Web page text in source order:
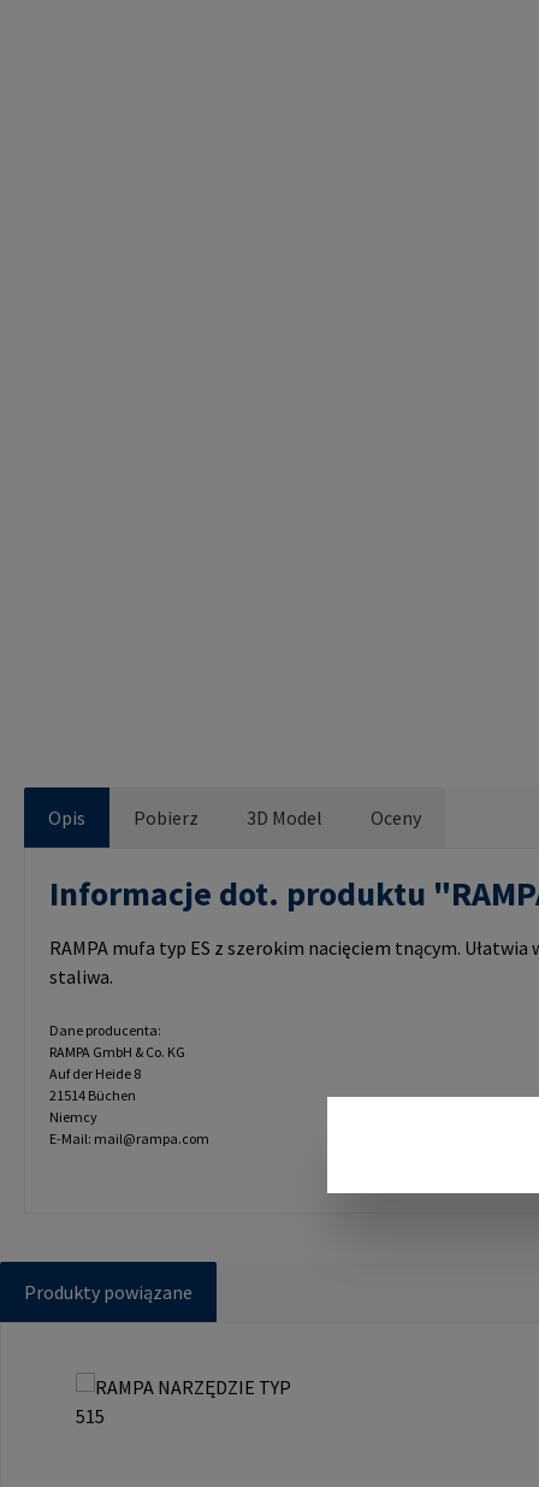
Opis Pobierz 3D Model Oceny
Informacje dot. produktu
RAMPA mufa typ ES z szerokim nacięciem tnącym.
staliwa.
Dane producenta:
RAMPA GmbH & Co. KG
Auf der Heide 8
21514 Büchen
Niemcy
E-Mail: mail@rampa.com
Produkty powiązane